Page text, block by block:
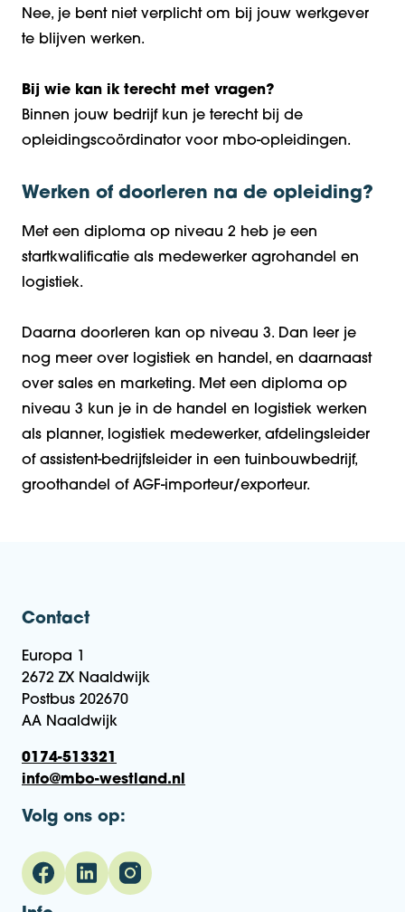
Nee, je bent niet verplicht om bij jouw werkgever
te blijven werken.
Bij wie kan ik terecht met vragen?
Binnen jouw bedrijf kun je terecht bij de
opleidingscoördinator voor mbo-opleidingen.
Werken of doorleren na de opleiding?
Met een diploma op niveau 2 heb je een
startkwalificatie als medewerker agrohandel en
logistiek.
Daarna doorleren kan op niveau 3. Dan leer je
nog meer over logistiek en handel, en daarnaast
over sales en marketing. Met een diploma op
niveau 3 kun je in de handel en logistiek werken
als planner, logistiek medewerker, afdelingsleider
of assistent-bedrijfsleider in een tuinbouwbedrijf,
groothandel of AGF-importeur/exporteur.
Contact
Europa 1
2672 ZX Naaldwijk
Postbus 202670
AA Naaldwijk
0174-513321
info@mbo-westland.nl
Volg ons op: